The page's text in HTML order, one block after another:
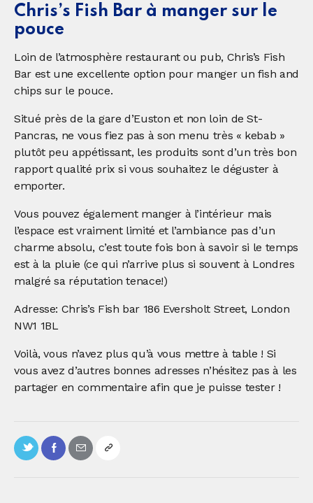
Chris’s Fish Bar à manger sur le
pouce
Loin de l’atmosphère restaurant ou pub, Chris’s Fish
Bar est une excellente option pour manger un fish and
chips sur le pouce.
Situé près de la gare d’Euston et non loin de St-
Pancras, ne vous fiez pas à son menu très « kebab »
plutôt peu appétissant, les produits sont d’un très bon
rapport qualité prix si vous souhaitez le déguster à
emporter.
Vous pouvez également manger à l’intérieur mais
l’espace est vraiment limité et l’ambiance pas d’un
charme absolu, c’est toute fois bon à savoir si le temps
est à la pluie (ce qui n’arrive plus si souvent à Londres
malgré sa réputation tenace!)
Adresse: Chris’s Fish bar 186 Eversholt Street, London
NW1 1BL
Voilà, vous n’avez plus qu’à vous mettre à table ! Si
vous avez d’autres bonnes adresses n’hésitez pas à les
partager en commentaire afin que je puisse tester !